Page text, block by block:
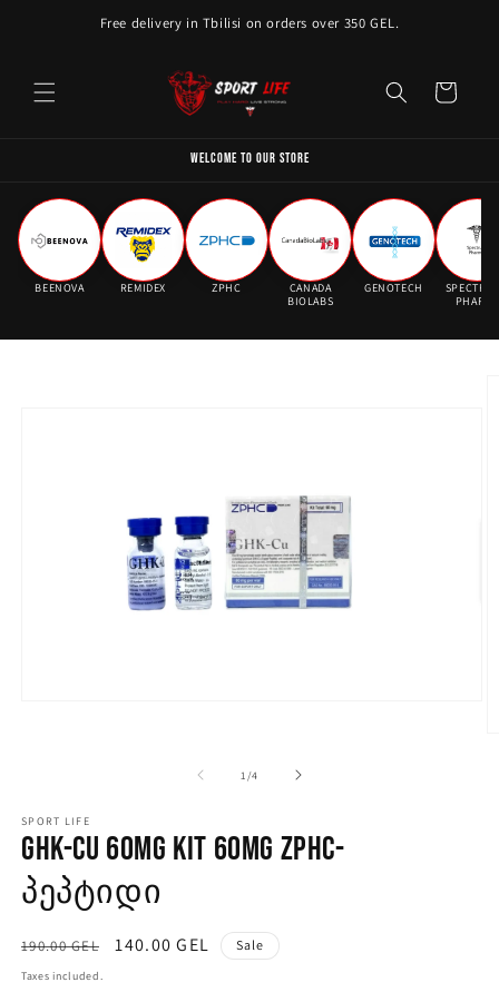
Free delivery in Tbilisi on orders over 350 GEL.
Cart
WELCOME TO OUR STORE
BEENOVA REMIDEX ZPHC
CANADA
BIOLABS
GENOTECH
PHARMA
1/of
4
SPORT LIFE
GHK-Cu 60mg Kit 60mg ZPHC-
პეპტიდი
Regular
price
190.00 GEL
Sale
140.00 GEL Sale
Taxes included.